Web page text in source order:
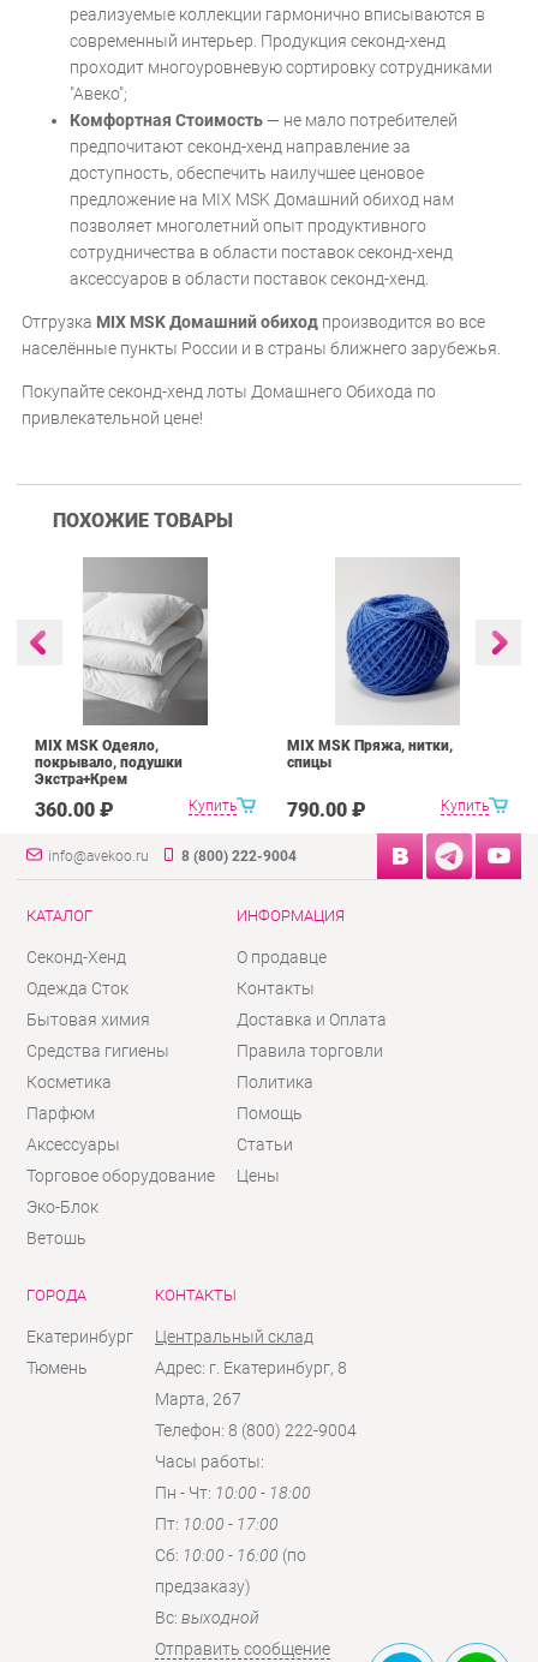
реализуемые коллекции гармонично вписываются в
современный интерьер. Продукция секонд-хенд
проходит многоуровневую сортировку сотрудниками
"Авеко";
Комфортная Стоимость — не мало потребителей
предпочитают секонд-хенд направление за
доступность, обеспечить наилучшее ценовое
предложение на MIX MSK Домашний обиход нам
позволяет многолетний опыт продуктивного
сотрудничества в области поставок секонд-хенд
аксессуаров в области поставок секонд-хенд.
Отгрузка MIX MSK Домашний обиход производится во все
населённые пункты России и в страны ближнего зарубежья.
Покупайте секонд-хенд лоты Домашнего Обихода по
привлекательной цене!
ПОХОЖИЕ ТОВАРЫ
Купить
MIX MSK Одеяло,
покрывало, подушки
Экстра+Крем
360.00 ₽ Купить
MIX MSK Пряжа, нитки,
спицы
790.00 ₽
info@avekoo.ru 8 (800) 222-9004
КАТАЛОГ
Секонд-Хенд
Одежда Сток
Бытовая химия
Средства гигиены
Косметика
Парфюм
Аксессуары
Торговое оборудование
Эко-Блок
Ветошь
ИНФОРМАЦИЯ
О продавце
Контакты
Доставка и Оплата
Правила торговли
Политика
Помощь
Статьи
Цены
ГОРОДА
Екатеринбург
Тюмень
КОНТАКТЫ
Центральный склад
Адрес: г. Екатеринбург, 8
Марта, 267
Телефон: 8 (800) 222-9004
Часы работы:
Пн - Чт: 10:00 - 18:00
Пт: 10:00 - 17:00
Сб: 10:00 - 16:00 (по
предзаказу)
Вc: выходной
Отправить сообщение